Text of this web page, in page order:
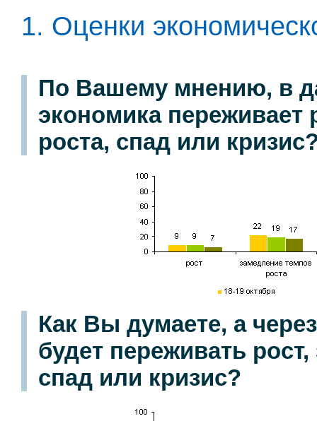
1. Оценки
По Вашему мнению, в
экономика переживает
роста, спад или
Как Вы думаете, а
будет переживать
спад или кризис?